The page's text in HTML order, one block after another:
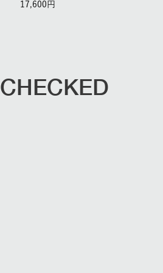
17,600
CHECKED